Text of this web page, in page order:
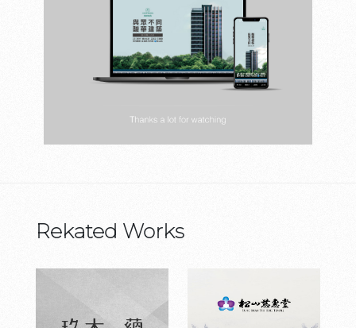
Rekated Works